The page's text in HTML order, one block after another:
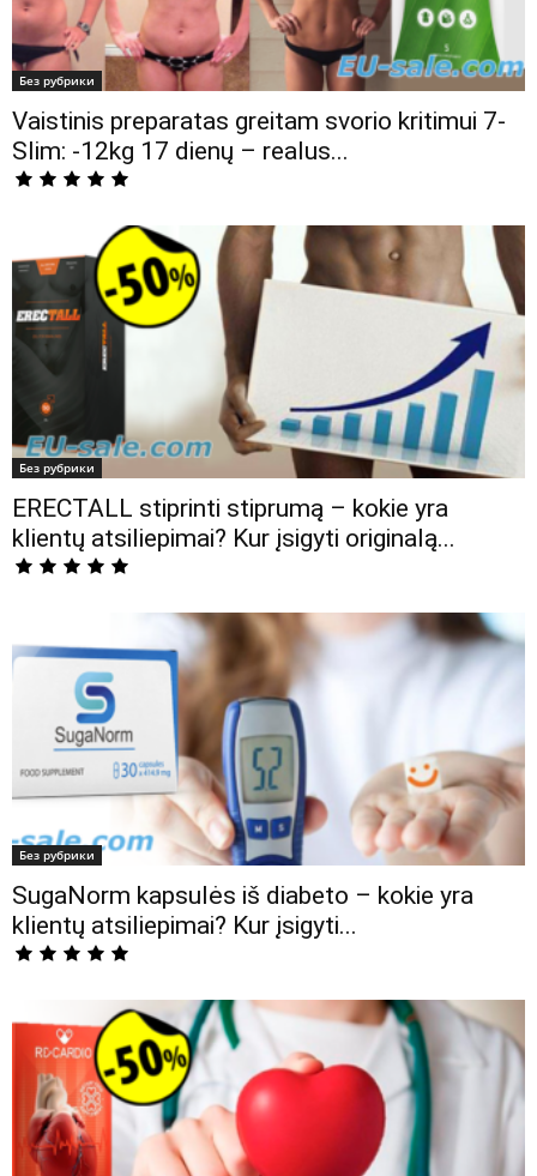
Без рубрики
Vaistinis preparatas greitam svorio kritimui 7-
Slim: -12kg 17 dienų – realus...
Без рубрики
ERECTALL stiprinti stiprumą – kokie yra
klientų atsiliepimai? Kur įsigyti originalą...
Без рубрики
SugaNorm kapsulės iš diabeto – kokie yra
klientų atsiliepimai? Kur įsigyti...